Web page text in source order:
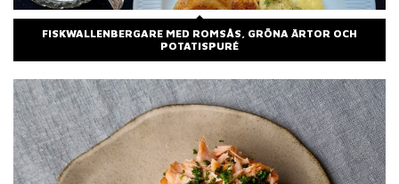
FISKWALLENBERGARE MED ROMSÅS, GRÖNA ÄRTOR OCH
POTATISPURÉ